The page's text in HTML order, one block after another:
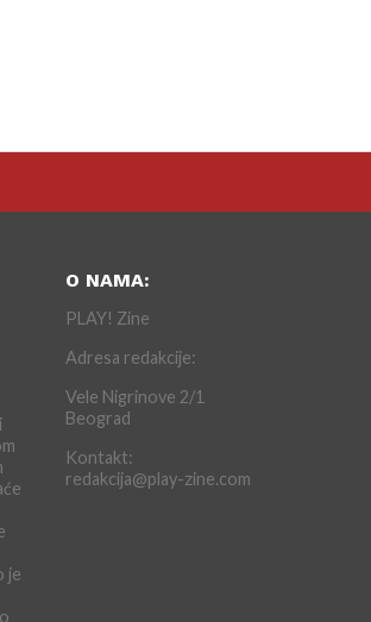
je
O NAMA:
PLAY! Zine
Adresa redakcije:
Vele Nigrinove 2/1
Beograd
Kontakt:
redakcija@play-zine.com